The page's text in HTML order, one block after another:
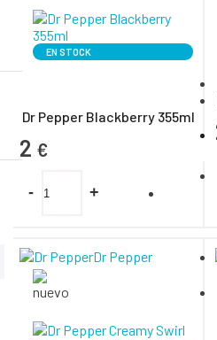
EN STOCK
Dr Pepper Blackberry 355ml
2 €
- +
Dr Pepper